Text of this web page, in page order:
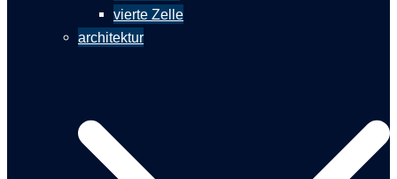
vierte Zelle
architektur